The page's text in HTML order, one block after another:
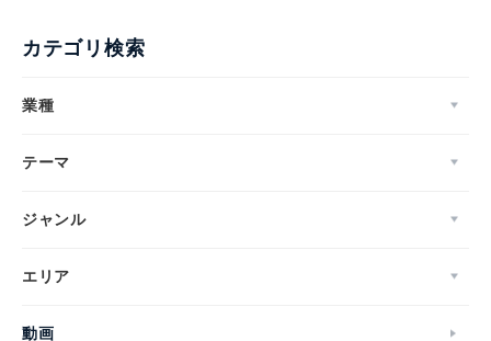
カテゴリ検索
業種
テーマ
ジャンル
エリア
動画